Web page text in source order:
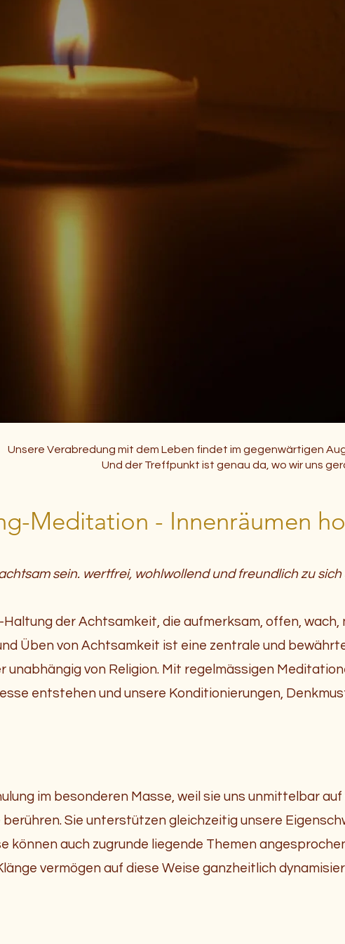
Unsere Verabredung mit dem Leben findet im gegenwärtigen
Und der Treffpunkt ist genau da, wo wir uns
Meditation - Innenräumen
sein. wertfrei, wohlwollend und freundlich zu sich
der Achtsamkeit, die aufmerksam, offen, wach,
Üben von Achtsamkeit ist eine zentrale und
von Religion. Mit regelmässigen
entstehen und unsere Konditionierungen,
im besonderen Masse, weil sie uns unmittelbar auf
Sie unterstützen gleichzeitig unsere
können auch zugrunde liegende Themen
vermögen auf diese Weise ganzheitlich